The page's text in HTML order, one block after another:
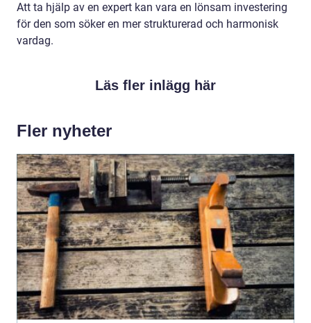
Att ta hjälp av en expert kan vara en lönsam investering
för den som söker en mer strukturerad och harmonisk
vardag.
Läs fler inlägg här
Fler nyheter